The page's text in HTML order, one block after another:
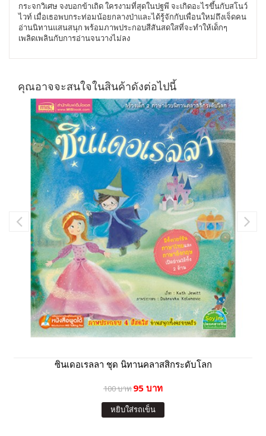
กระจกวิเศษ จงบอกข้าเถิด ใครงามที่สุดในปฐพี จะเกิดอะไรขึ้นกับสโนว์
ไวท์ เมื่อเธอพบกระท่อมน้อยกลางป่าและได้รู้จักกับเพื่อนใหม่ถึงเจ็ดคน
อ่านนิทานแสนสนุก พร้อมภาพประกอบสีสันสดใสที่จะทำให้เด็กๆ
เพลิดเพลินกับการอ่านจนวางไม่ลง
คุณอาจจะสนใจในสินค้าดังต่อไปนี้
ซินเดอเรลลา ชุด นิทานคลาสสิกระดับโลก
100 บาท95 บาท
หยิบใส่รถเข็น